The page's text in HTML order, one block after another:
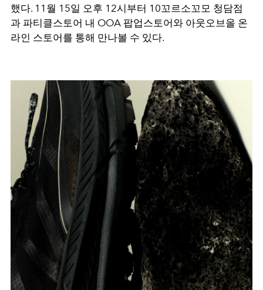
했다. 11월 15일 오후 12시부터 10꼬르소꼬모 청담점
과 파티클스토어 내 OOA 팝업스토어와 아웃오브올 온
라인 스토어를 통해 만나볼 수 있다.